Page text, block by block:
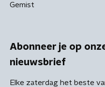
Gemist
Abonneer je op
nieuwsbrief
Elke zaterdag het beste